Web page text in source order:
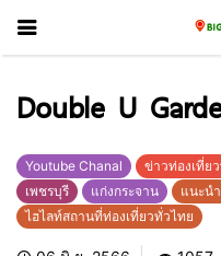
Double U
Youtube Chanal ข่าวท่องเที่ย
เพชรบุรี
แก่งกระจาน
แนะน
ไฮไลท์สถานที่ท่องเที่ยวทั่วไทย